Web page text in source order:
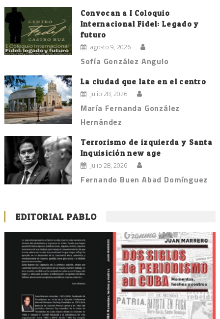
Convocan a I Coloquio
Internacional Fidel: Legado y
futuro
agosto 9, 2026
Sofía González Angulo
La ciudad que late en el centro
julio 28, 2026
María Fernanda González
Hernández
Terrorismo de izquierda y Santa
Inquisición new age
julio 28, 2026
Fernando Buen Abad Domínguez
EDITORIAL PABLO